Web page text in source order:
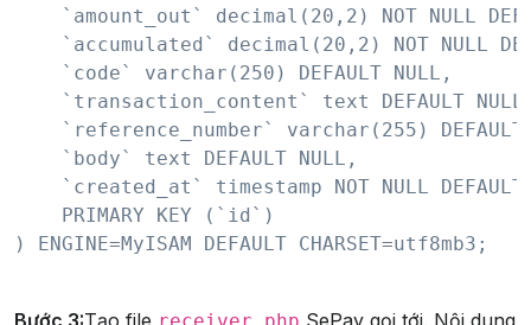
`amount_out` decimal(20,2) NOT NULL
`accumulated` decimal(20,2) NOT NULL
    `code` varchar(250) DEFAULT NULL,
`transaction_content` text DEFAULT
`reference_number` varchar(255) DEFAULT
    `body` text DEFAULT NULL,
`created_at` timestamp NOT NULL
    PRIMARY KEY (`id`)
) ENGINE=MyISAM DEFAULT CHARSET=utf8mb3;
Bước 3:Tạo file
SePay gọi tới. Nội dung